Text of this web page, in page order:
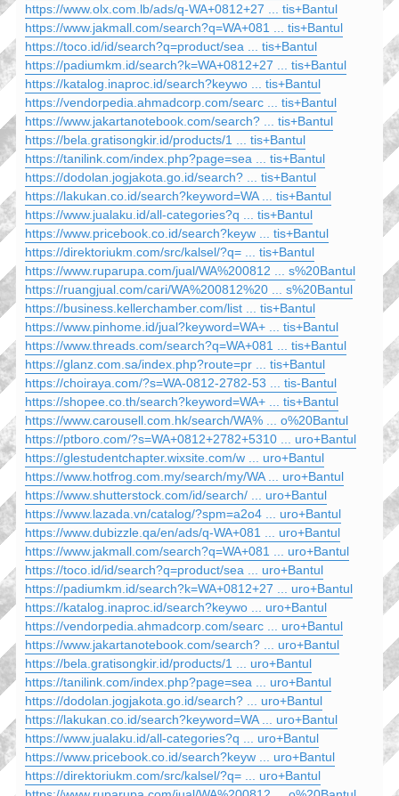
https://www.olx.com.lb/ads/q-WA+0812+27 ... tis+Bantul
https://www.jakmall.com/search?q=WA+081 ... tis+Bantul
https://toco.id/id/search?q=product/sea ... tis+Bantul
https://padiumkm.id/search?k=WA+0812+27 ... tis+Bantul
https://katalog.inaproc.id/search?keywo ... tis+Bantul
https://vendorpedia.ahmadcorp.com/searc ... tis+Bantul
https://www.jakartanotebook.com/search? ... tis+Bantul
https://bela.gratisongkir.id/products/1 ... tis+Bantul
https://tanilink.com/index.php?page=sea ... tis+Bantul
https://dodolan.jogjakota.go.id/search? ... tis+Bantul
https://lakukan.co.id/search?keyword=WA ... tis+Bantul
https://www.jualaku.id/all-categories?q ... tis+Bantul
https://www.pricebook.co.id/search?keyw ... tis+Bantul
https://direktoriukm.com/src/kalsel/?q= ... tis+Bantul
https://www.ruparupa.com/jual/WA%200812 ... s%20Bantul
https://ruangjual.com/cari/WA%200812%20 ... s%20Bantul
https://business.kellerchamber.com/list ... tis+Bantul
https://www.pinhome.id/jual?keyword=WA+ ... tis+Bantul
https://www.threads.com/search?q=WA+081 ... tis+Bantul
https://glanz.com.sa/index.php?route=pr ... tis+Bantul
https://choiraya.com/?s=WA-0812-2782-53 ... tis-Bantul
https://shopee.co.th/search?keyword=WA+ ... tis+Bantul
https://www.carousell.com.hk/search/WA% ... o%20Bantul
https://ptboro.com/?s=WA+0812+2782+5310 ... uro+Bantul
https://glestudentchapter.wixsite.com/w ... uro+Bantul
https://www.hotfrog.com.my/search/my/WA ... uro+Bantul
https://www.shutterstock.com/id/search/ ... uro+Bantul
https://www.lazada.vn/catalog/?spm=a2o4 ... uro+Bantul
https://www.dubizzle.qa/en/ads/q-WA+081 ... uro+Bantul
https://www.jakmall.com/search?q=WA+081 ... uro+Bantul
https://toco.id/id/search?q=product/sea ... uro+Bantul
https://padiumkm.id/search?k=WA+0812+27 ... uro+Bantul
https://katalog.inaproc.id/search?keywo ... uro+Bantul
https://vendorpedia.ahmadcorp.com/searc ... uro+Bantul
https://www.jakartanotebook.com/search? ... uro+Bantul
https://bela.gratisongkir.id/products/1 ... uro+Bantul
https://tanilink.com/index.php?page=sea ... uro+Bantul
https://dodolan.jogjakota.go.id/search? ... uro+Bantul
https://lakukan.co.id/search?keyword=WA ... uro+Bantul
https://www.jualaku.id/all-categories?q ... uro+Bantul
https://www.pricebook.co.id/search?keyw ... uro+Bantul
https://direktoriukm.com/src/kalsel/?q= ... uro+Bantul